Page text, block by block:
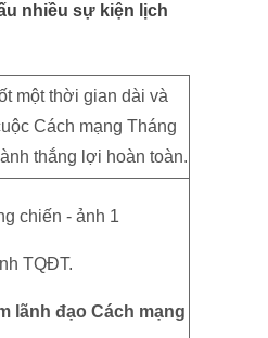
nhiều sự kiện lịch
một thời gian dài và
Cách mạng Tháng
thắng lợi hoàn toàn.
TQĐT.
lãnh đạo Cách mạng